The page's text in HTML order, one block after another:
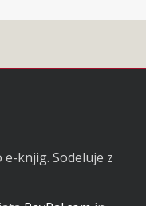
knjig. Sodeluje z